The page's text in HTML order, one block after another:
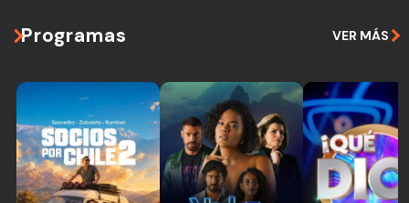
Programas VER MÁS